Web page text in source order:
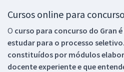
Cursos online para
O curso para concurso do Gran
estudar para o processo
constituídos por módulos
docente experiente e que